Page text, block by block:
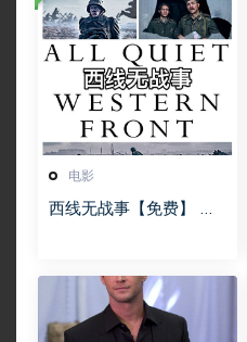
电影
西线无战事【免费】 W
t on the Western Fro
nt 5.6GB